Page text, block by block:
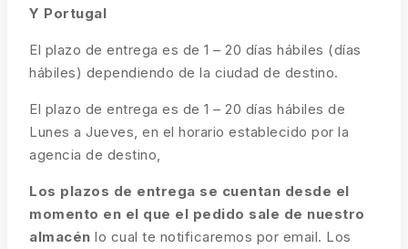
Y Portugal
El plazo de entrega es de 1 – 20 días hábiles (días
hábiles) dependiendo de la ciudad de destino.
El plazo de entrega es de 1 – 20 días hábiles de
Lunes a Jueves, en el horario establecido por la
agencia de destino,
Los plazos de entrega se cuentan desde el
momento en el que el pedido sale de nuestro
almacén lo cual te notificaremos por email. Los